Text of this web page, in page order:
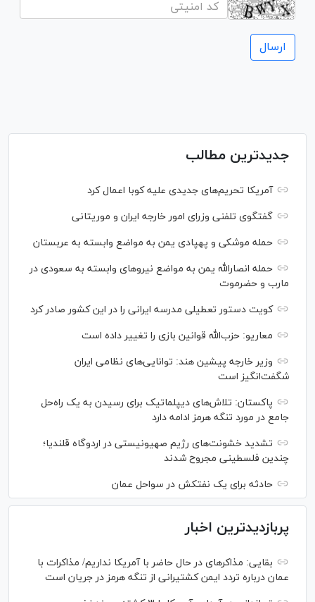
جدیدترین مطالب
آمریکا تحریم‌های جدیدی علیه کوبا اعمال کرد
گفتگوی تلفنی وزرای امور خارجه ایران و موریتانی
حمله موشکی و پهپادی یمن به مواضع وابسته به عربستان
حمله انصارالله یمن به مواضع نیرو‌های وابسته به سعودی در
مارب و حضرموت
کویت دستور تعطیلی مدرسه ایرانی را در این کشور صادر کرد
معاریو: حزب‌الله قوانین بازی را تغییر داده است
وزیر خارجه پیشین هند: توانایی‌های نظامی ایران
شگفت‌انگیز است
پاکستان: تلاش‌های دیپلماتیک برای رسیدن به یک راه‌حل
جامع در مورد تنگه هرمز ادامه دارد
تشدید خشونت‌های رژیم صهیونیستی در اردوگاه قلندیا؛
چندین فلسطینی مجروح شدند
حادثه برای یک نفتکش در سواحل عمان
پربازدیدترین اخبار
بقایی: مذاکره‎ای در حال حاضر با آمریکا نداریم/ مذاکرات با
عمان درباره تردد ایمن کشتیرانی از تنگه هرمز در جریان است